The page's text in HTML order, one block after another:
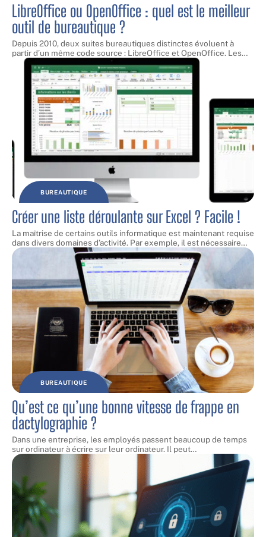
LibreOffice ou OpenOffice : quel est le meilleur
outil de bureautique ?
Depuis 2010, deux suites bureautiques distinctes évoluent à
partir d’un même code source : LibreOffice et OpenOffice. Les…
BUREAUTIQUE
Créer une liste déroulante sur Excel ? Facile !
La maîtrise de certains outils informatique est maintenant requise
dans divers domaines d’activité. Par exemple, il est nécessaire…
BUREAUTIQUE
Qu’est ce qu’une bonne vitesse de frappe en
dactylographie ?
Dans une entreprise, les employés passent beaucoup de temps
sur ordinateur à écrire sur leur ordinateur. Il peut…